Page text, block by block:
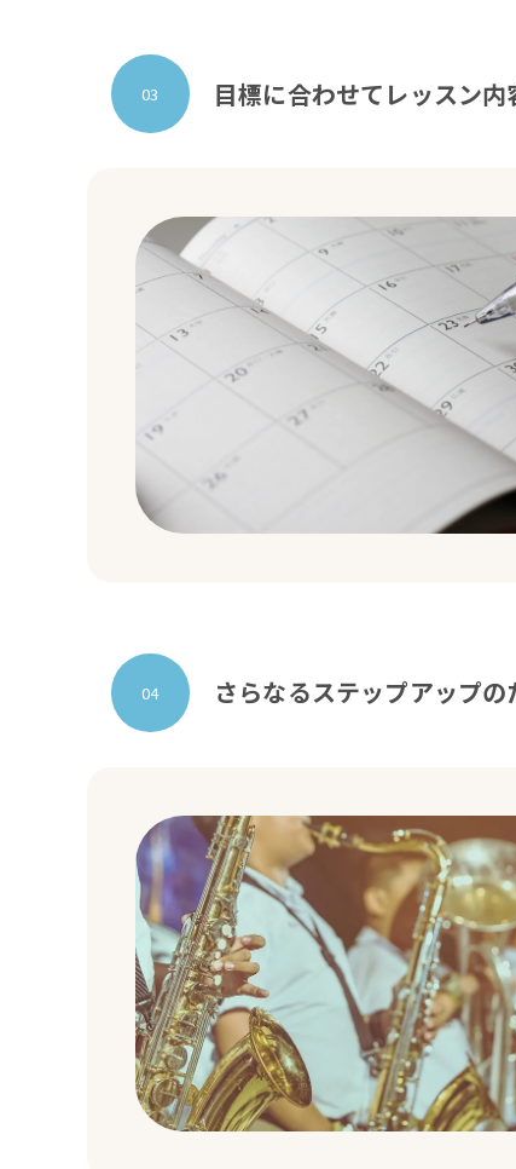
目標に合わせてレッスン内
03
さらなるステップアップの
04